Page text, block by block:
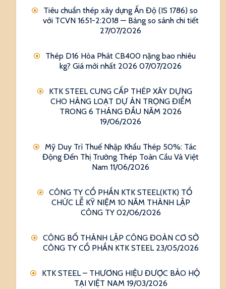
Tiêu chuẩn thép xây dựng Ấn Độ (IS 1786) so
với TCVN 1651-2:2018 — Bảng so sánh chi tiết
27/07/2026
Thép D16 Hòa Phát CB400 nặng bao nhiêu
kg? Giá mới nhất 2026 07/07/2026
KTK STEEL CUNG CẤP THÉP XÂY DỰNG
CHO HÀNG LOẠT DỰ ÁN TRỌNG ĐIỂM
TRONG 6 THÁNG ĐẦU NĂM 2026
19/06/2026
Mỹ Duy Trì Thuế Nhập Khẩu Thép 50%: Tác
Động Đến Thị Trường Thép Toàn Cầu Và Việt
Nam 11/06/2026
CÔNG TY CỔ PHẦN KTK STEEL(KTK) TỔ
CHỨC LỄ KỸ NIỆM 10 NĂM THÀNH LẬP
CÔNG TY 02/06/2026
CÔNG BỐ THÀNH LẬP CÔNG ĐOÀN CƠ SỞ
CÔNG TY CỔ PHẦN KTK STEEL 23/05/2026
KTK STEEL – THƯƠNG HIỆU ĐƯỢC BẢO HỘ
TẠI VIỆT NAM 19/03/2026